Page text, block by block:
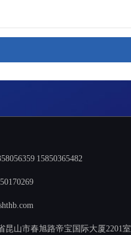
15850365482
昆山市春旭路帝宝国际大厦2201室